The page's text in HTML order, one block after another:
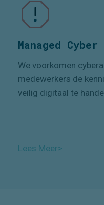
Managed
We voorkomen
medewerkers de
veilig digitaal te
Lees Meer>